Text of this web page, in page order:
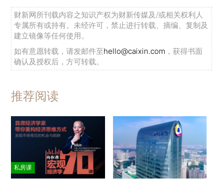
财新网所刊载内容之知识产权为财新传媒及/或相关权利人
专属所有或持有。未经许可，禁止进行转载、摘编、复制及
建立镜像等任何使用。
如有意愿转载，请发邮件至hello@caixin.com ，获得书面
确认及授权后，方可转载。
推荐阅读
私房课